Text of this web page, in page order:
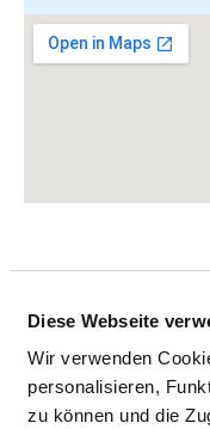
Diese Webseite
Wir verwenden
personalisieren,
zu können und die